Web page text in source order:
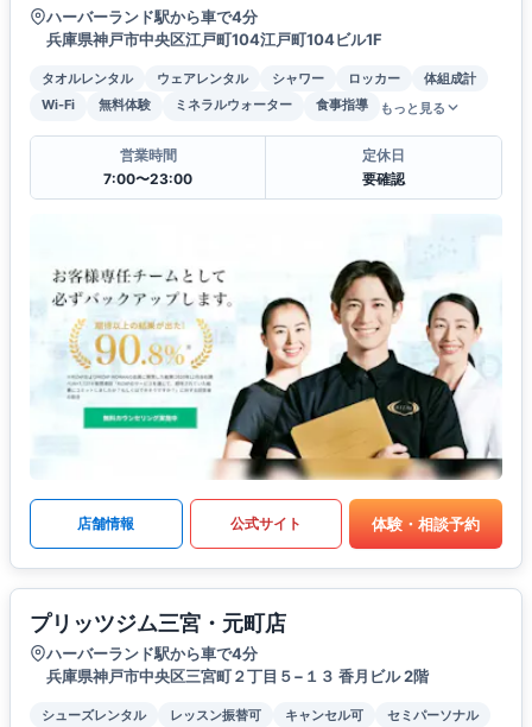
ハーバーランド駅から車で4分
兵庫県神戸市中央区江戸町104江戸町104ビル1F
タオルレンタル ウェアレンタル シャワー ロッカー
体組成計
Wi-Fi
無料体験 ミネラルウォーター 食事指導 もっと見る
営業時間
7:00〜23:00
定休日
要確認
店舗情報 公式サイト 体験・相談予約
プリッツジム三宮・元町店
ハーバーランド駅から車で4分
兵庫県神戸市中央区三宮町２丁目５−１３ 香月ビル 2階
シューズレンタル レッスン振替可 キャンセル可
セミパーソナル